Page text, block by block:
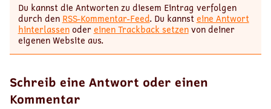
Du kannst die Antworten zu diesem Eintrag verfolgen
durch den RSS-Kommentar-Feed. Du kannsteine Antwort
hinterlassenodereinen Trackback setzenvon deiner
eigenen Website aus.
Schreib eine Antwort oder einen
Kommentar